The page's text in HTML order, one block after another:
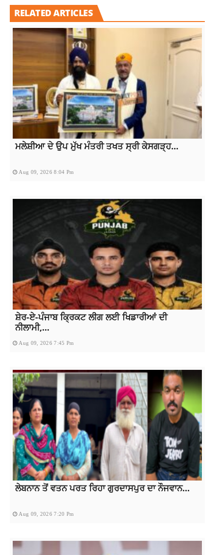
RELATED ARTICLES
ਮਲੇਸ਼ੀਆ ਦੇ ਉਪ ਮੁੱਖ ਮੰਤਰੀ ਤਖਤ ਸ੍ਰੀ ਕੇਸਗੜ੍ਹ...
Aug 09, 2026 8:04 Pm
ਸ਼ੇਰ-ਏ-ਪੰਜਾਬ ਕ੍ਰਿਕਟ ਲੀਗ ਲਈ ਖਿਡਾਰੀਆਂ ਦੀ
ਨੀਲਾਮੀ,...
Aug 09, 2026 7:45 Pm
ਲੇਬਨਾਨ ਤੋਂ ਵਤਨ ਪਰਤ ਰਿਹਾ ਗੁਰਦਾਸਪੁਰ ਦਾ ਨੌਜਵਾਨ...
Aug 09, 2026 7:20 Pm